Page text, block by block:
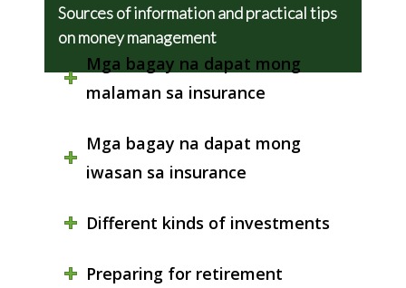
Sources of information and practical tips
on money management
Mga bagay na dapat mong
malaman sa insurance
Mga bagay na dapat mong
iwasan sa insurance
Different kinds of investments
Preparing for retirement